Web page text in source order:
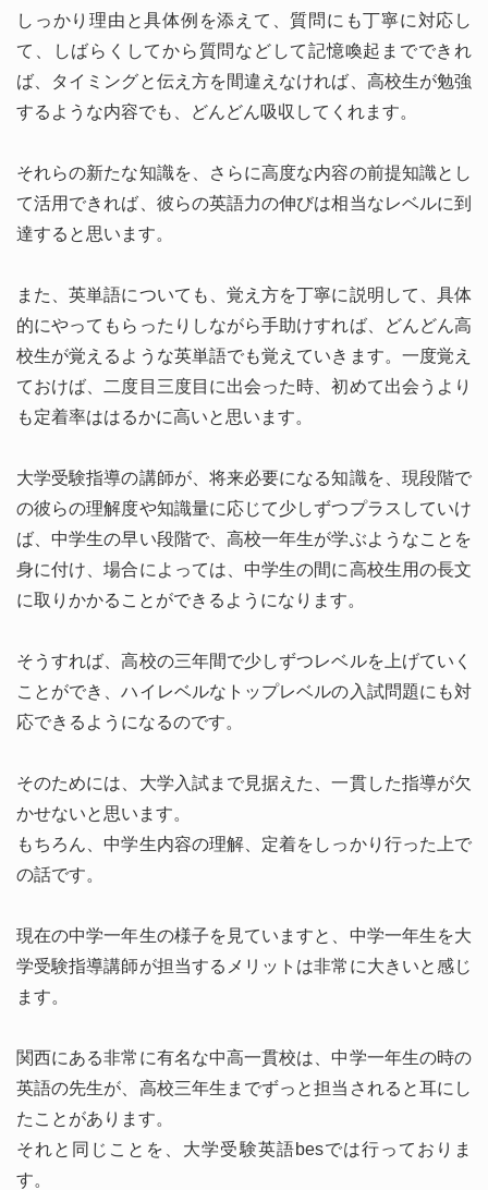
しっかり理由と具体例を添えて、質問にも丁寧に対応し
て、しばらくしてから質問などして記憶喚起までできれ
ば、タイミングと伝え方を間違えなければ、高校生が勉強
するような内容でも、どんどん吸収してくれます。
それらの新たな知識を、さらに高度な内容の前提知識とし
て活用できれば、彼らの英語力の伸びは相当なレベルに到
達すると思います。
また、英単語についても、覚え方を丁寧に説明して、具体
的にやってもらったりしながら手助けすれば、どんどん高
校生が覚えるような英単語でも覚えていきます。一度覚え
ておけば、二度目三度目に出会った時、初めて出会うより
も定着率ははるかに高いと思います。
大学受験指導の講師が、将来必要になる知識を、現段階で
の彼らの理解度や知識量に応じて少しずつプラスしていけ
ば、中学生の早い段階で、高校一年生が学ぶようなことを
身に付け、場合によっては、中学生の間に高校生用の長文
に取りかかることができるようになります。
そうすれば、高校の三年間で少しずつレベルを上げていく
ことができ、ハイレベルなトップレベルの入試問題にも対
応できるようになるのです。
そのためには、大学入試まで見据えた、一貫した指導が欠
かせないと思います。
もちろん、中学生内容の理解、定着をしっかり行った上で
の話です。
現在の中学一年生の様子を見ていますと、中学一年生を大
学受験指導講師が担当するメリットは非常に大きいと感じ
ます。
関西にある非常に有名な中高一貫校は、中学一年生の時の
英語の先生が、高校三年生までずっと担当されると耳にし
たことがあります。
それと同じことを、大学受験英語besでは行っておりま
す。